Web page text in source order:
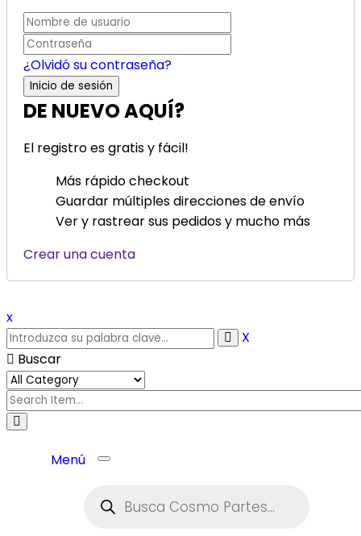
¿Olvidó su contraseña?
DE NUEVO AQUÍ?
El registro es gratis y fácil!
Más rápido checkout
Guardar múltiples direcciones de envío
Ver y rastrear sus pedidos y mucho más
Crear una cuenta
x
X
Buscar
Menú
Toggle